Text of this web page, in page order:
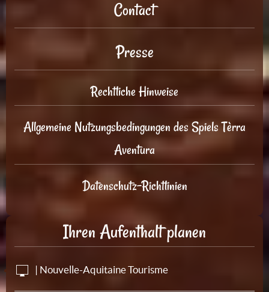
Contact
Presse
Rechtliche Hinweise
Allgemeine Nutzungsbedingungen des Spiels Tèrra
Aventura
Datenschutz-Richtlinien
Ihren Aufenthalt planen
| Nouvelle-Aquitaine Tourisme